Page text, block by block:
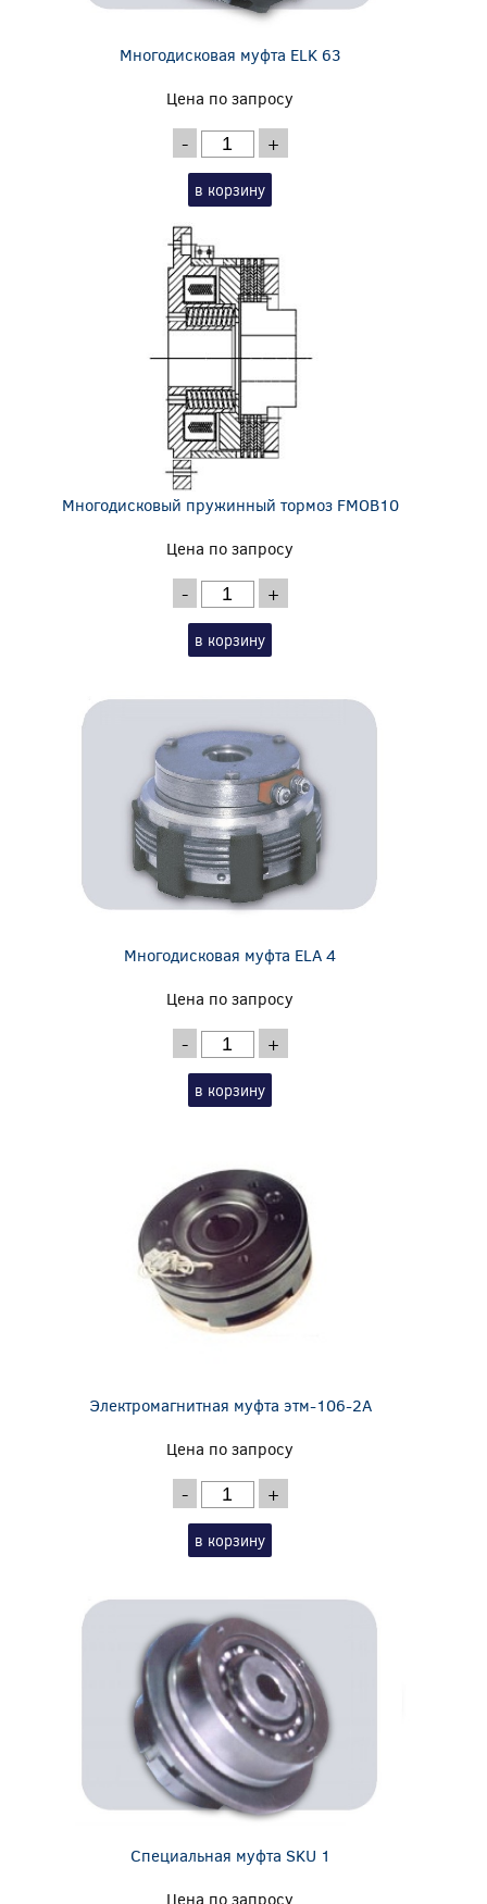
Многодисковая муфта ELK 63
Цена по запросу
- +
в корзину
Многодисковый пружинный тормоз FMOB10
Цена по запросу
- +
в корзину
Многодисковая муфта ELA 4
Цена по запросу
- +
в корзину
Электромагнитная муфта этм-106-2А
Цена по запросу
- +
в корзину
Специальная муфта SKU 1
Цена по запросу